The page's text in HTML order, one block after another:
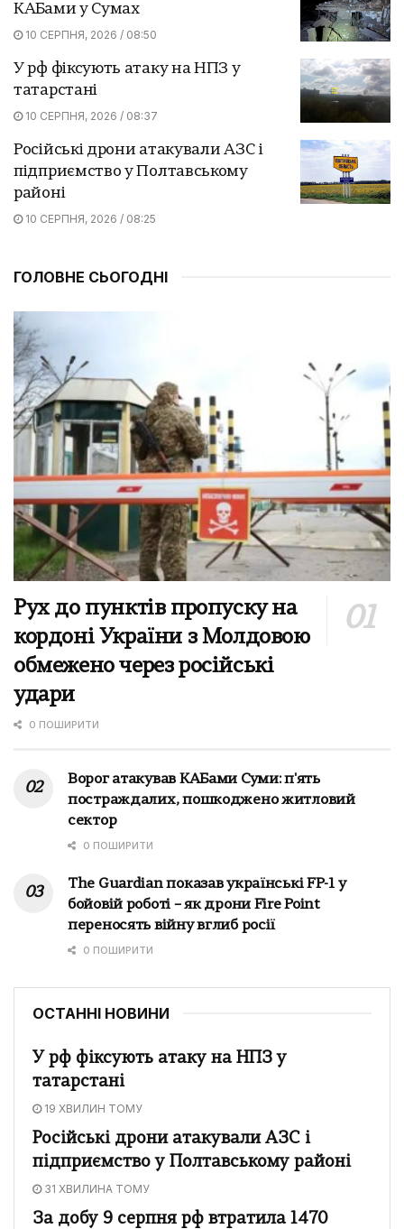
КАБами у Сумах
10 СЕРПНЯ, 2026 / 08:50
У рф фіксують атаку на НПЗ у
татарстані
10 СЕРПНЯ, 2026 / 08:37
Російські дрони атакували АЗС і
підприємство у Полтавському
районі
10 СЕРПНЯ, 2026 / 08:25
ГОЛОВНЕ СЬОГОДНІ
Рух до пунктів пропуску на
кордоні України з Молдовою
обмежено через російські
удари
0 ПОШИРИТИ
Ворог атакував КАБами Суми: п'ять
постраждалих, пошкоджено житловий
сектор
0 ПОШИРИТИ
The Guardian показав українські FP-1 у
бойовій роботі – як дрони Fire Point
переносять війну вглиб росії
0 ПОШИРИТИ
ОСТАННІ НОВИНИ
У рф фіксують атаку на НПЗ у
татарстані
19 ХВИЛИН ТОМУ
Російські дрони атакували АЗС і
підприємство у Полтавському районі
31 ХВИЛИНА ТОМУ
За добу 9 серпня рф втратила 1470